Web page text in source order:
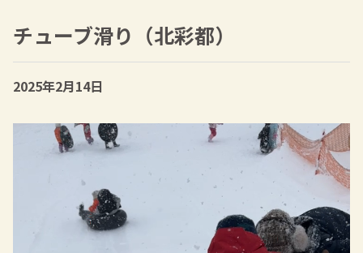
チューブ滑り（北彩都）
2025年2月14日